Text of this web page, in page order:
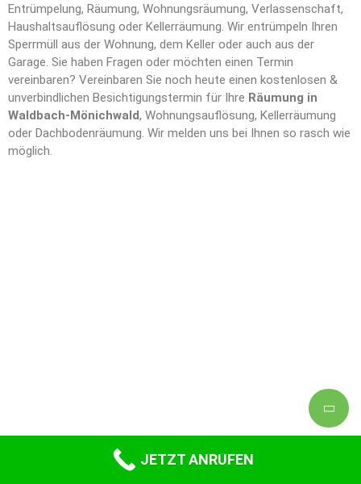
Entrümpelung, Räumung, Wohnungsräumung, Verlassenschaft,
Haushaltsauflösung oder Kellerräumung. Wir entrümpeln Ihren
Sperrmüll aus der Wohnung, dem Keller oder auch aus der
Garage. Sie haben Fragen oder möchten einen Termin
vereinbaren? Vereinbaren Sie noch heute einen kostenlosen &
unverbindlichen Besichtigungstermin für Ihre Räumung in
Waldbach-Mönichwald, Wohnungsauflösung, Kellerräumung
oder Dachbodenräumung. Wir melden uns bei Ihnen so rasch wie
möglich.
JETZT ANRUFEN